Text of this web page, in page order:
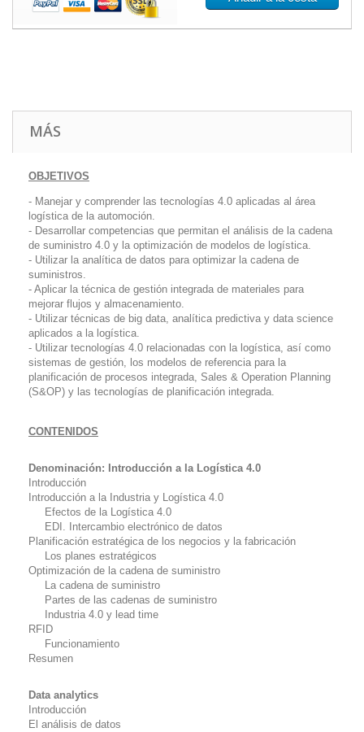
MÁS
OBJETIVOS
- Manejar y comprender las tecnologías 4.0 aplicadas al área
logística de la automoción.
- Desarrollar competencias que permitan el análisis de la cadena
de suministro 4.0 y la optimización de modelos de logística.
- Utilizar la analítica de datos para optimizar la cadena de
suministros.
- Aplicar la técnica de gestión integrada de materiales para
mejorar flujos y almacenamiento.
- Utilizar técnicas de big data, analítica predictiva y data science
aplicados a la logística.
- Utilizar tecnologías 4.0 relacionadas con la logística, así como
sistemas de gestión, los modelos de referencia para la
planificación de procesos integrada, Sales & Operation Planning
(S&OP) y las tecnologías de planificación integrada.
CONTENIDOS
Denominación: Introducción a la Logística 4.0
Introducción
Introducción a la Industria y Logística 4.0
Efectos de la Logística 4.0
EDI. Intercambio electrónico de datos
Planificación estratégica de los negocios y la fabricación
Los planes estratégicos
Optimización de la cadena de suministro
La cadena de suministro
Partes de las cadenas de suministro
Industria 4.0 y lead time
RFID
Funcionamiento
Resumen
Data analytics
Introducción
El análisis de datos